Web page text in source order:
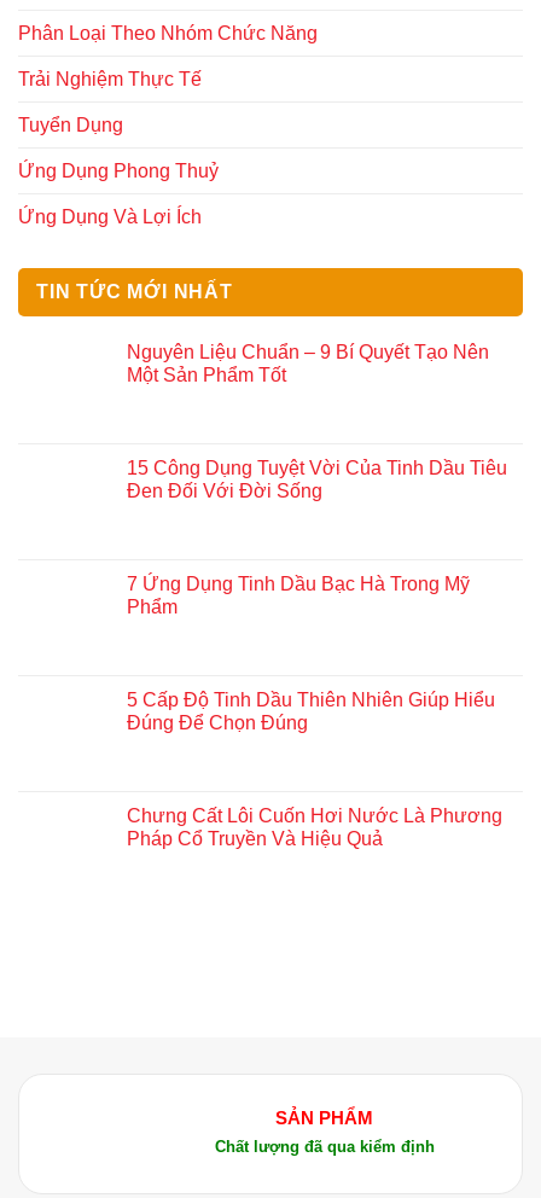
Phân Loại Theo Nhóm Chức Năng
Trải Nghiệm Thực Tế
Tuyển Dụng
Ứng Dụng Phong Thuỷ
Ứng Dụng Và Lợi Ích
TIN TỨC MỚI NHẤT
Nguyên Liệu Chuẩn – 9 Bí Quyết Tạo Nên
Một Sản Phẩm Tốt
15 Công Dụng Tuyệt Vời Của Tinh Dầu Tiêu
Đen Đối Với Đời Sống
7 Ứng Dụng Tinh Dầu Bạc Hà Trong Mỹ
Phẩm
5 Cấp Độ Tinh Dầu Thiên Nhiên Giúp Hiểu
Đúng Để Chọn Đúng
Chưng Cất Lôi Cuốn Hơi Nước Là Phương
Pháp Cổ Truyền Và Hiệu Quả
SẢN PHẨM
Chất lượng đã qua kiểm định